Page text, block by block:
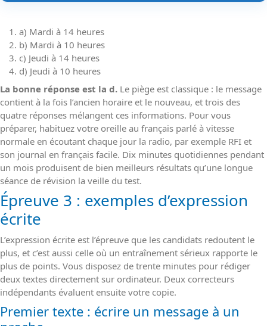
a) Mardi à 14 heures
b) Mardi à 10 heures
c) Jeudi à 14 heures
d) Jeudi à 10 heures
La bonne réponse est la d. Le piège est classique : le message
contient à la fois l’ancien horaire et le nouveau, et trois des
quatre réponses mélangent ces informations. Pour vous
préparer, habituez votre oreille au français parlé à vitesse
normale en écoutant chaque jour la radio, par exemple RFI et
son journal en français facile. Dix minutes quotidiennes pendant
un mois produisent de bien meilleurs résultats qu’une longue
séance de révision la veille du test.
Épreuve 3 : exemples d’expression
écrite
L’expression écrite est l’épreuve que les candidats redoutent le
plus, et c’est aussi celle où un entraînement sérieux rapporte le
plus de points. Vous disposez de trente minutes pour rédiger
deux textes directement sur ordinateur. Deux correcteurs
indépendants évaluent ensuite votre copie.
Premier texte : écrire un message à un